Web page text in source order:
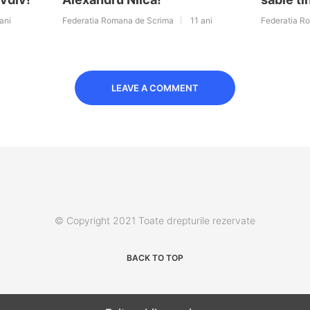
Federatia Romana de Scrima 11 ani Federatia
LEAVE A COMMENT
© Copyright 2021 Toate drepturile rezervate
BACK TO TOP